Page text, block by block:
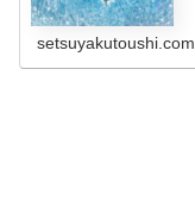
setsuyakutoushi.com